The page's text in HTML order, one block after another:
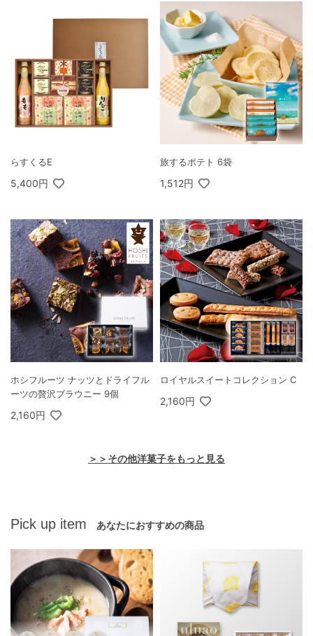
らすくるE
5,400円
旅するポテト 6袋
1,512円
ホシフルーツ ナッツとドライフル
ーツの贅沢ブラウニー 9個
2,160円
ロイヤルスイートコレクション C
2,160円
＞＞その他洋菓子をもっと見る
Pick up item あなたにおすすめの商品